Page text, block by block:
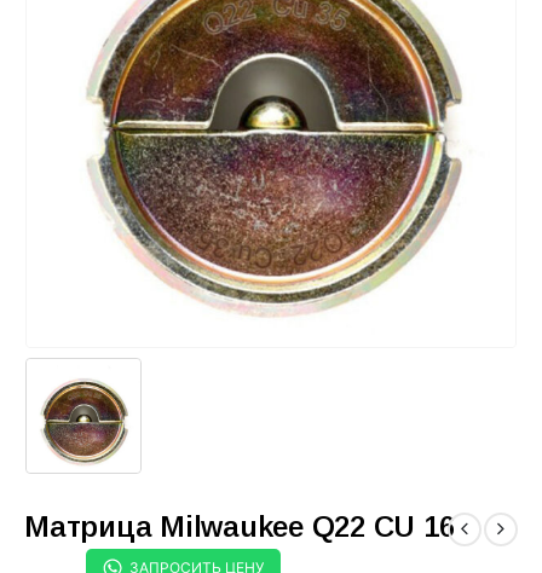
Матрица Milwaukee Q22 CU 16
ЗАПРОСИТЬ ЦЕНУ